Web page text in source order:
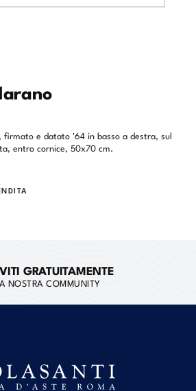
firmato e datato '64 in basso a destra, sul
entro cornice, 50x70 cm.
GRATUITAMENTE
NOSTRA COMMUNITY